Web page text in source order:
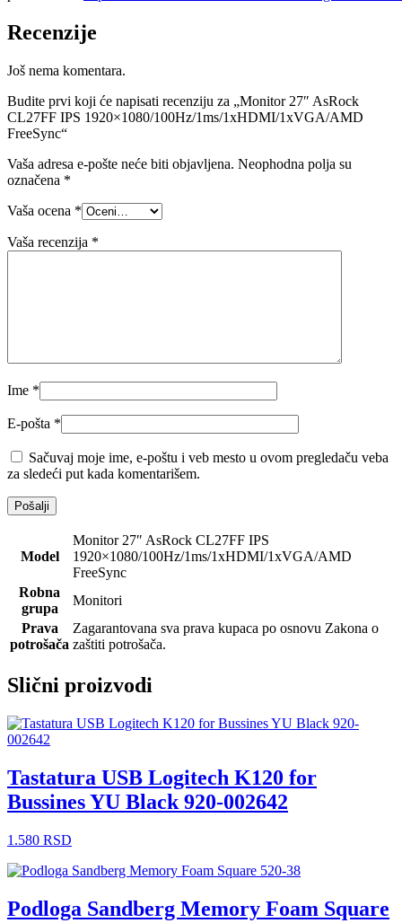
Recenzije
Još nema komentara.
Budite prvi koji će napisati recenziju za „Monitor 27″ AsRock
CL27FF IPS 1920×1080/100Hz/1ms/1xHDMI/1xVGA/AMD
FreeSync“
Vaša adresa e-pošte neće biti objavljena. Neophodna polja su
označena *
Vaša ocena *
Vaša recenzija *
Ime *
E-pošta *
Sačuvaj moje ime, e-poštu i veb mesto u ovom pregledaču veba
za sledeći put kada komentarišem.
Model
Monitor 27″ AsRock CL27FF IPS
1920×1080/100Hz/1ms/1xHDMI/1xVGA/AMD
FreeSync
Robna
grupa
Monitori
Prava
potrošača
Zagarantovana sva prava kupaca po osnovu Zakona o
zaštiti potrošača.
Slični proizvodi
Tastatura USB Logitech K120 for
Bussines YU Black 920-002642
1.580 RSD
Podloga Sandberg Memory Foam Square